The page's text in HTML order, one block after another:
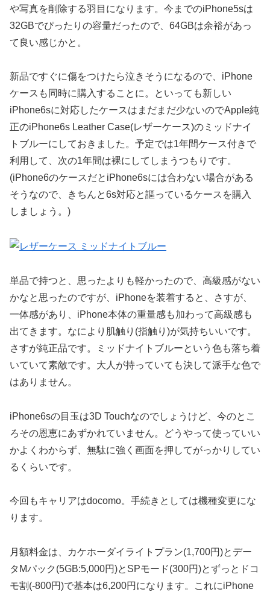
や写真を削除する羽目になります。今までのiPhone5sは
32GBでぴったりの容量だったので、64GBは余裕があっ
て良い感じかと。
新品ですぐに傷をつけたら泣きそうになるので、iPhone
ケースも同時に購入することに。といっても新しい
iPhone6sに対応したケースはまだまだ少ないのでApple純
正のiPhone6s Leather Case(レザーケース)のミッドナイ
トブルーにしておきました。予定では1年間ケース付きで
利用して、次の1年間は裸にしてしまうつもりです。
(iPhone6のケースだとiPhone6sには合わない場合がある
そうなので、きちんと6s対応と謳っているケースを購入
しましょう。)
単品で持つと、思ったよりも軽かったので、高級感がない
かなと思ったのですが、iPhoneを装着すると、さすが、
一体感があり、iPhone本体の重量感も加わって高級感も
出てきます。なにより肌触り(指触り)が気持ちいいです。
さすが純正品です。ミッドナイトブルーという色も落ち着
いていて素敵です。大人が持っていても決して派手な色で
はありません。
iPhone6sの目玉は3D Touchなのでしょうけど、今のとこ
ろその恩恵にあずかれていません。どうやって使っていい
かよくわからず、無駄に強く画面を押してがっかりしてい
るくらいです。
今回もキャリアはdocomo。手続きとしては機種変更にな
ります。
月額料金は、カケホーダイライトプラン(1,700円)とデー
タMパック(5GB:5,000円)とSPモード(300円)とずっとドコ
モ割(-800円)で基本は6,200円になります。これにiPhone